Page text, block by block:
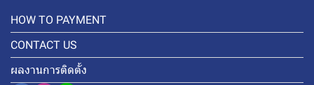
HOW TO PAYMENT
CONTACT US
ผลงานการติดตั้ง